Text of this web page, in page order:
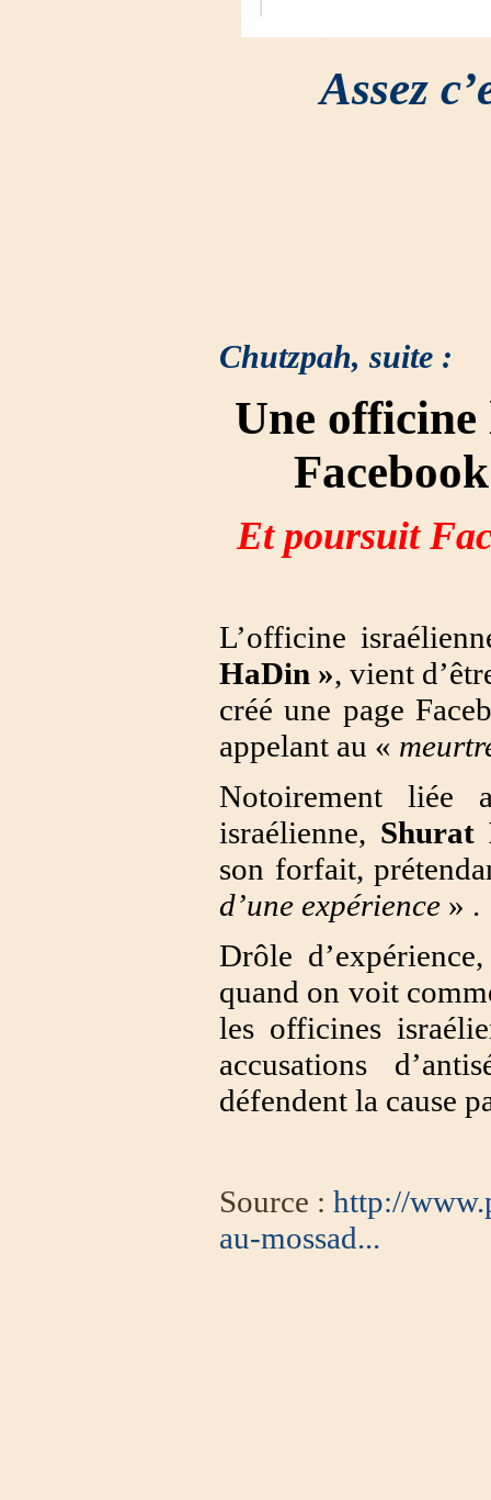
Assez
Chutzpah, suite :
Une officine
Et poursuit
L’officine
HaDin », vient
créé une page
appelant au «
Notoirement liée
israélienne, Shurat
son forfait,
d’une expérience » .
Drôle
quand on voit
les officines
accusations
défendent la cause
Source : http://
au-mossad...